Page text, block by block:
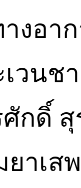
งอา
เวน
กดิ์
ยาเ